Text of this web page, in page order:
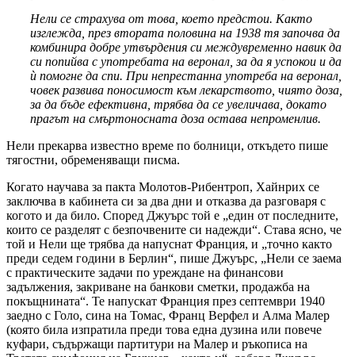
Нели се страхува от това, което предстои. Както
изглежда, през втората половина на 1938 тя започва да
комбинира добре утвърдения си междувременно навик да
си попийва с употребата на веронал, за да я успокои и да
ѝ помогне да спи. При непрестанна употреба на веронал,
човек развива поносимост към лекарството, чиято доза,
за да бъде ефективна, трябва да се увеличава, докато
прагът на смъртоносната доза остава непроменлив.
Нели прекарва известно време по болници, откъдето пише
тягостни, обременяващи писма.
Когато научава за пакта Молотов-Рибентроп, Хайнрих се
заключва в кабинета си за два дни и отказва да разговаря с
когото и да било. Според Джуърс той е „един от последните,
които се разделят с безпочвените си надежди“. Става ясно, че
той и Нели ще трябва да напуснат Франция, и „точно както
преди седем години в Берлин“, пише Джуърс, „Нели се заема
с практическите задачи по уреждане на финансови
задължения, закриване на банкови сметки, продажба на
покъщнината“. Те напускат Франция през септември 1940
заедно с Голо, сина на Томас, Франц Верфел и Алма Малер
(която била изпратила преди това една дузина или повече
куфари, съдържащи партитури на Малер и ръкописа на